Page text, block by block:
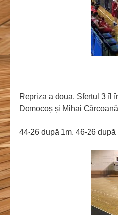
Repriza a doua. Sfertul 3 îl
Domocoș și Mihai
44-26 după 1m. 46-26 după